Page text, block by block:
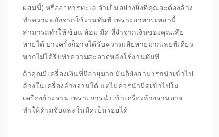
ผสมนี้) หรืออาหารทะเล จำเป็นอย่างยิ่งที่คุณจะต้องล้าง
ทำความหลังจากใช้งานทันที เพราะอาหารเหล่านี้
สามารถทำให้ ช้อน ส้อม มีด ที่จำจากเงินของคุณเสีย
หายได้ บางครั้งก็อาจได้รับความเสียหายมากเลยทีเดียว
หากไม่ได้รีบทำความสะอาดหลังใช้งานทันที
ถ้าคุณมีเครื่องเงินที่มีอายุมาก มันก็ยังสามารถนำเข้าไป
ล้างในเครื่องล้างจานได้ แต่ไม่ควรนำมีดเข้าไปใน
เครื่องล้างจาน เพราะการนำเข้าเครื่องล้างจานอาจ
ทำให้ด้ามจับและในมีดเป็นรอยได้